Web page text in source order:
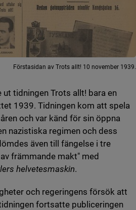
Förstasidan av Trots allt! 10 november 1939.
ut tidningen Trots allt! bara en
1939. Tidningen kom att spela
och var känd för sin öppna
nazistiska regimen och dess
även till fängelse i tre
främmande makt" med
helvetesmaskin.
och regeringens försök att
fortsatte publiceringen